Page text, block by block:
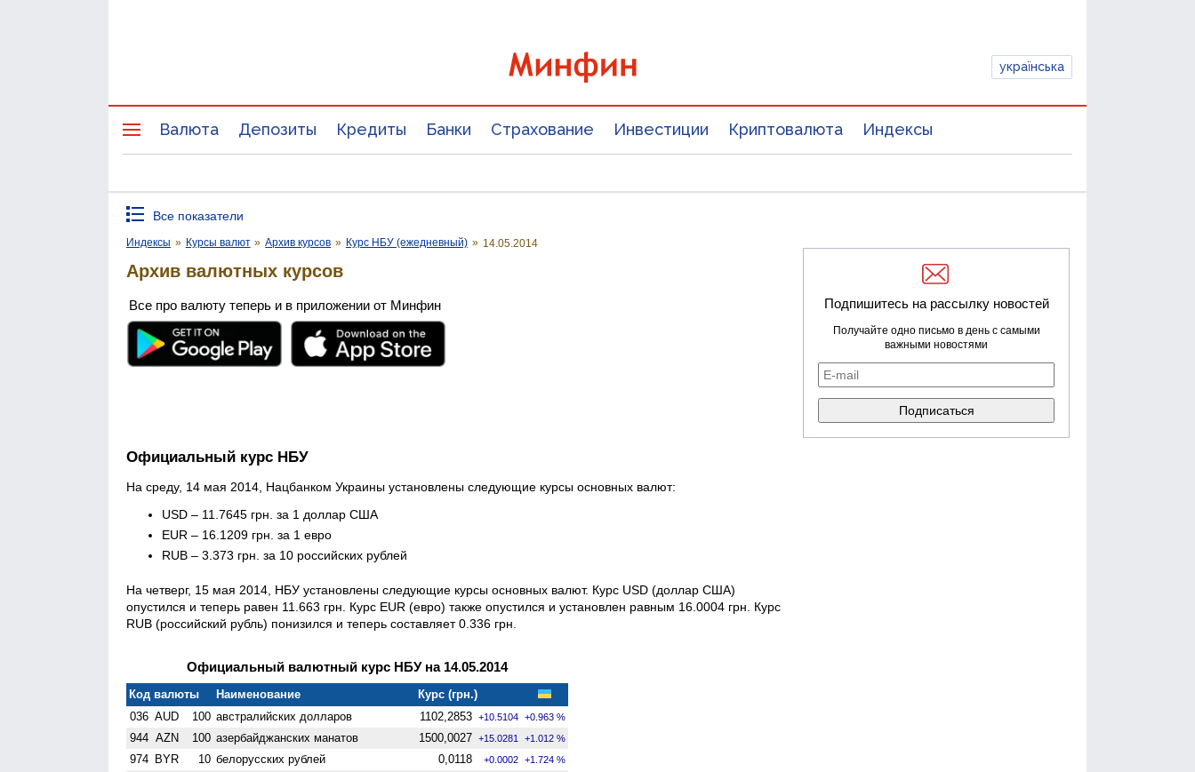
українська
Валюта Депозиты Кредиты Банки Страхование Инвестиции Криптовалюта Индексы
Все показатели
Индексы » Курсы валют » Архив курсов » Курс НБУ (ежедневный) » 14.05.2014
Архив валютных курсов
Все про валюту теперь и в приложении от Минфин
Официальный курс НБУ
На среду, 14 мая 2014, Нацбанком Украины установлены следующие курсы основных валют:
USD – 11.7645 грн. за 1 доллар США
EUR – 16.1209 грн. за 1 евро
RUB – 3.373 грн. за 10 российских рублей
На четверг, 15 мая 2014, НБУ установлены следующие курсы основных валют. Курс USD (доллар США)
опустился и теперь равен 11.663 грн. Курс EUR (евро) также опустился и установлен равным 16.0004 грн. Курс
RUB (российский рубль) понизился и теперь составляет 0.336 грн.
Официальный валютный курс НБУ на 14.05.2014
Код валюты Наименование
Курс (грн.)
036 AUD 100 австралийских долларов 1102,2853 +10.5104 +0.963 %
944 AZN 100 азербайджанских манатов 1500,0027 +15.0281 +1.012 %
974 BYR 10 белорусских рублей 0,0118 +0.0002 +1.724 %
Подпишитесь на рассылку новостей
Получайте одно письмо в день с самыми
важными новостями